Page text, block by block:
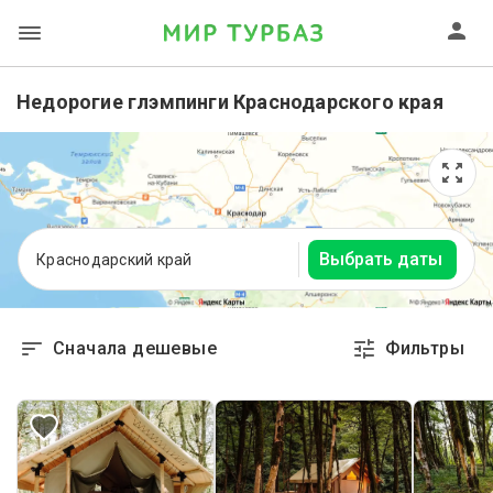
Недорогие глэмпинги Краснодарского края
Краснодарский край Выбрать даты
Сначала дешевые Фильтры